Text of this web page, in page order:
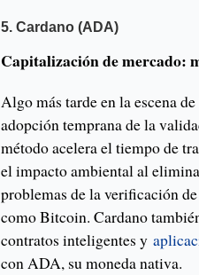
5. Cardano (ADA)
Capitalización de mercado:
Algo más tarde en la escena
adopción temprana de la
método acelera el tiempo de
el impacto ambiental al
problemas de la verificación
como Bitcoin. Cardano
contratos inteligentes y
con ADA, su moneda nativa.